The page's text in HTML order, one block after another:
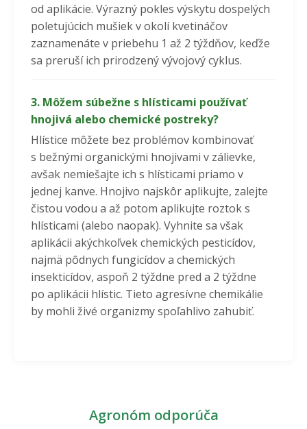
od aplikácie. Výrazný pokles výskytu dospelých
poletujúcich mušiek v okolí kvetináčov
zaznamenáte v priebehu 1 až 2 týždňov, keďže
sa preruší ich prirodzený vývojový cyklus.
3. Môžem súbežne s hlísticami používať
hnojivá alebo chemické postreky?
Hlístice môžete bez problémov kombinovať
s bežnými organickými hnojivami v zálievke,
avšak nemiešajte ich s hlísticami priamo v
jednej kanve. Hnojivo najskôr aplikujte, zalejte
čistou vodou a až potom aplikujte roztok s
hlísticami (alebo naopak). Vyhnite sa však
aplikácii akýchkoľvek chemických pesticídov,
najmä pôdnych fungicídov a chemických
insekticídov, aspoň 2 týždne pred a 2 týždne
po aplikácii hlístic. Tieto agresívne chemikálie
by mohli živé organizmy spoľahlivo zahubiť.
Agronóm odporúča